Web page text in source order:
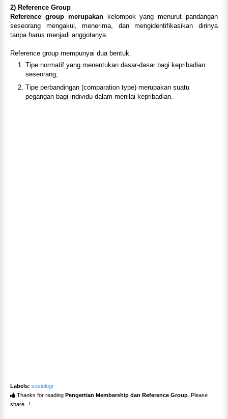
2) Reference Group
Reference group merupakankelompok yang menurut pandangan
seseorang mengakui, menerima, dan mengidentifikasikan dirinya
tanpa harus menjadi anggotanya.
Reference group mempunyai dua bentuk.
Tipe normatif yang menentukan dasar-dasar bagi kepribadian
seseorang;
Tipe perbandingan (comparation type) merupakan suatu
pegangan bagi individu dalam menilai kepribadian.
Labels: sosiologi
Thanks for reading Pengertian Membership dan Reference Group . Please
share...!